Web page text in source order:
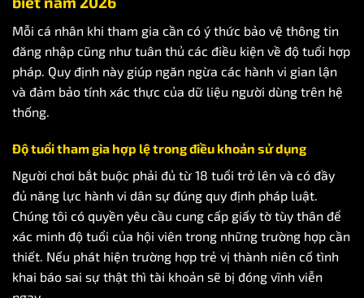
Mỗi cá nhân khi tham gia cần có ý thức bảo vệ thông tin
đăng nhập cũng như tuân thủ các điều kiện về độ tuổi hợp
pháp. Quy định này giúp ngăn ngừa các hành vi gian lận
và đảm bảo tính xác thực của dữ liệu người dùng trên hệ
thống.
Độ tuổi tham gia hợp lệ trong điều khoản sử dụng
Người chơi bắt buộc phải đủ từ 18 tuổi trở lên và có đầy
đủ năng lực hành vi dân sự đúng quy định pháp luật.
Chúng tôi có quyền yêu cầu cung cấp giấy tờ tùy thân để
xác minh độ tuổi của hội viên trong những trường hợp cần
thiết. Nếu phát hiện trường hợp trẻ vị thành niên cố tình
khai báo sai sự thật thì tài khoản sẽ bị đóng vĩnh viễn